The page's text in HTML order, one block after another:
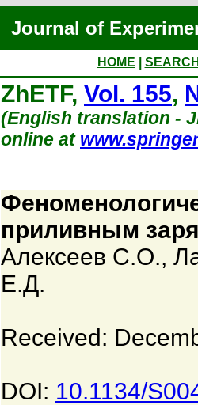
Journal of
HOME
ZhETF, Vol. 155,
(English translation -
online at
приливным
Алексеев С.О.,
Е.Д.
Received:
DOI: 10.1134/